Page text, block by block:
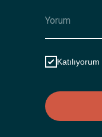
Katılıyorum